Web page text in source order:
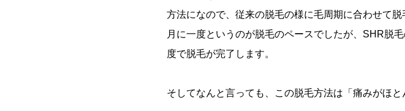
方法になので、従来の脱毛の様に毛周期に合わせて
月に一度というのが脱毛のペースでしたが、SHR脱
度で脱毛が完了します。
そしてなんと言っても、この脱毛方法は「痛みがほ